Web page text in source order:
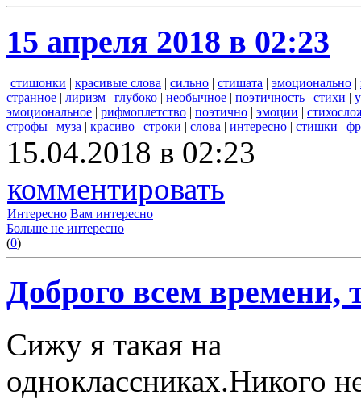
15 апреля 2018 в 02:23
стишонки | красивые слова | сильно | стишата | эмоционально |
странное | лиризм | глубоко | необычное | поэтичность | стихи |
эмоциональное | рифмоплетство | поэтично | эмоции |
строфы | муза | красиво | строки | слова | интересно | стишки |
15.04.2018 в 02:23
комментировать
Интересно Вам интересно
Больше не интересно
(0)
Доброго всем времени,
Сижу я такая на
одноклассниках.Никого